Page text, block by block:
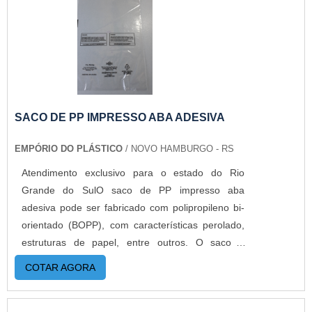
personalizados da maneira que desejar,
possuímos equipamentos de última geração, e
assim garantimos a qualidade que o produto
merece. Além disso, o produto oferece:
Isolamento do produto; Estrutura flexível;
Estabilidade; Resistência; Flexibilidade.SACO
COM FECHAMENTO ZIP LOCK
do Plástico passou a contratar a produção com
fábricas ainda mais modernas e custos reduzidos.
Aumentando, assim, o mix de sacos a pronta
entrega e venda fracionada, até em pequenas
quantidades. Para saber mais informações, basta
solicitar um orçamento. .
SACO DE PP IMPRESSO ABA ADESIVA
EMPÓRIO DO PLÁSTICO / NOVO HAMBURGO - RS
Atendimento exclusivo para o estado do Rio
Grande do SulO saco de PP impresso aba
adesiva pode ser fabricado com polipropileno bi-
orientado (BOPP), com características perolado,
estruturas de papel, entre outros. O saco é
largamente usado para embalar alimentos,
produtos eletrônicos e produtos
farmacêuticos. Além disso, produto tem um
COTAR AGORA